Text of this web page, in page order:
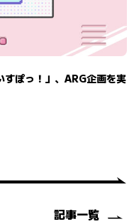
ぽっ！」、ARG企画を実
記事一覧